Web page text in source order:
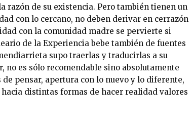
razón de su existencia. Pero también tienen un
con lo cercano, no deben derivar en cerrazón
con la comunidad madre se pervierte si
de la Experiencia bebe también de fuentes
supo traerlas y traducirlas a su
no es sólo recomendable sino absolutamente
pensar, apertura con lo nuevo y lo diferente,
distintas formas de hacer realidad valores